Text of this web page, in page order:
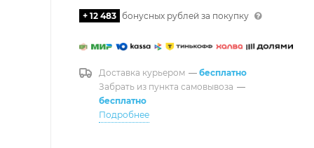
+ 12 483 бонусных рублей за покупку
Доставка курьером — бесплатно
Забрать из пункта самовывоза —
бесплатно
Подробнее